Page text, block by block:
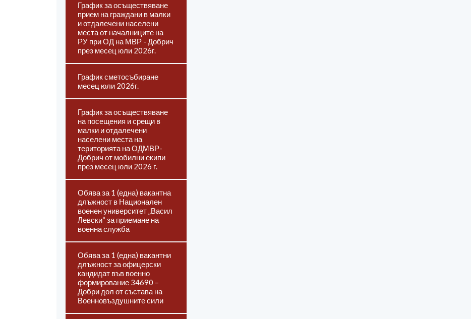
График за осъществяване
прием на граждани в малки
и отдалечени населени
места от началниците на
РУ при ОД на МВР - Добрич
през месец юли 2026г.
График сметосъбиране
месец юли 2026г.
График за осъществяване
на посещения и срещи в
малки и отдалечени
населени места на
територията на ОДМВР-
Добрич от мобилни екипи
през месец юли 2026 г.
Обява за 1 (една) вакантна
длъжност в Национален
военен университет „Васил
Левски“ за приемане на
военна служба
Обява за 1 (една) вакантни
длъжност за офицерски
кандидат във военно
формирование 34690 –
Добри дол от състава на
Военновъздушните сили